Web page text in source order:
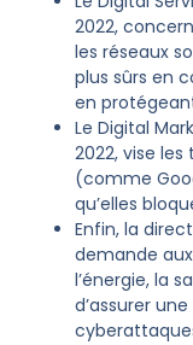
2022,
les réseaux
plus sûrs en
en
Le Digital
2022, vise
(comme
qu’elles
Enfin, la
demande
l’énergie, la
d’assurer